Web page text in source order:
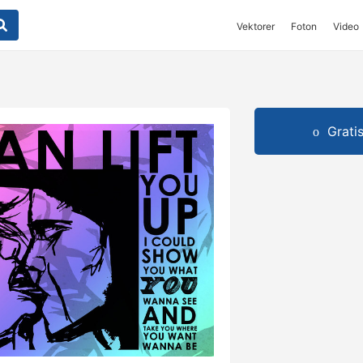
Vektorer Foton Video